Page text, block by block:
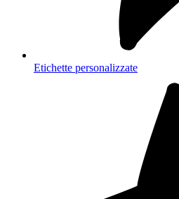
Etichette personalizzate